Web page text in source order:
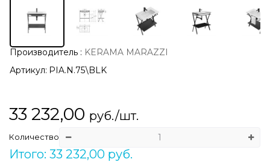
Производитель : KERAMA MARAZZI
Артикул: PIA.N.75\BLK
33 232,00 руб./шт.
Количество
Итого: 33 232,00 руб.